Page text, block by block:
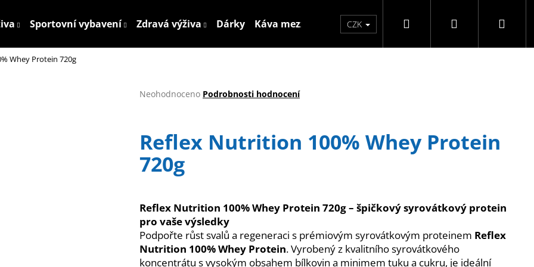
Sportovní vybavení Zdravá výživa Dárky Káva mezzo Značky
CZK Přihlášení
Whey Protein 720g
Průměrné
0,0
z
5
hvězdiček.
Neohodnoceno Podrobnosti hodnocení
Reflex Nutrition 100% Whey Protein
720g
Reflex Nutrition 100% Whey Protein 720g – špičkový syrovátkový protein
pro vaše výsledky
Podpořte růst svalů a regeneraci s prémiovým syrovátkovým proteinem Reflex
Nutrition 100% Whey Protein. Vyrobený z kvalitního syrovátkového
koncentrátu s vysokým obsahem bílkovin a minimem tuku a cukru, je ideální
Co potřebujete najít?
Následující